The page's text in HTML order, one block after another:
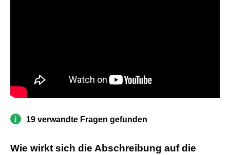
19 verwandte Fragen gefunden
Wie wirkt sich die Abschreibung auf die